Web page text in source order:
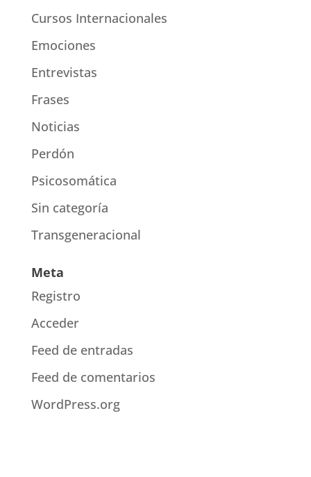
Cursos Internacionales
Emociones
Entrevistas
Frases
Noticias
Perdón
Psicosomática
Sin categoría
Transgeneracional
Meta
Registro
Acceder
Feed de entradas
Feed de comentarios
WordPress.org